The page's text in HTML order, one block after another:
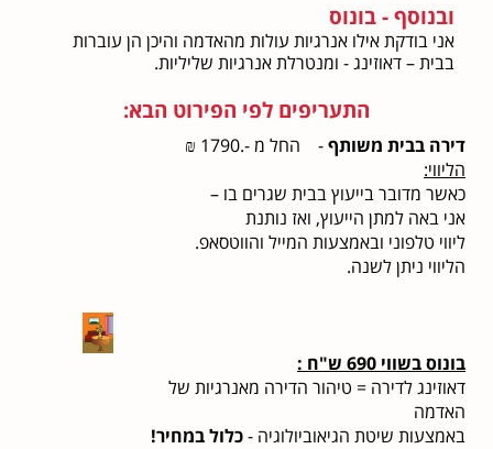
ובנוסף - בונוס
אני בודקת אילו אנרגיות עולות מהאדמה והיכן הן עוברות
בבית – דאוזינג - ומנטרלת אנרגיות שליליות.
התעריפים לפי הפירוט הבא:
דירה בבית משותף- החל מ -.1790 ₪
הליווי:
כאשר מדובר בייעוץ בבית שגרים בו –
אני באה למתן הייעוץ, ואז נותנת
ליווי טלפוני ובאמצעות המייל והווטסאפ.
הליווי ניתן לשנה.
בונוס בשווי 690 ש"ח :
דאוזינג לדירה = טיהור הדירה מאנרגיות של
האדמה
באמצעות שיטת הגיאוביולוגיה -כלול במחיר!